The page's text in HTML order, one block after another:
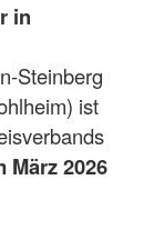
in
Steinberg
ist
März 2026